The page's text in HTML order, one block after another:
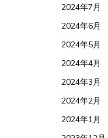
2024年7月
2024年6月
2024年5月
2024年4月
2024年3月
2024年2月
2024年1月